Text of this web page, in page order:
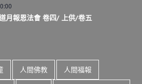
月報恩法會 卷四/ 上供/卷五
人間佛教 人間福報